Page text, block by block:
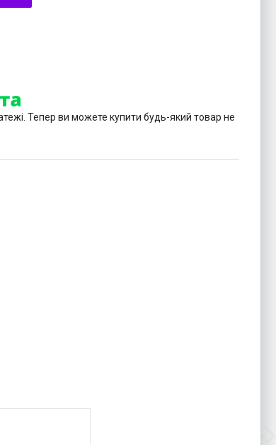
Тепер ви можете купити будь-який товар не